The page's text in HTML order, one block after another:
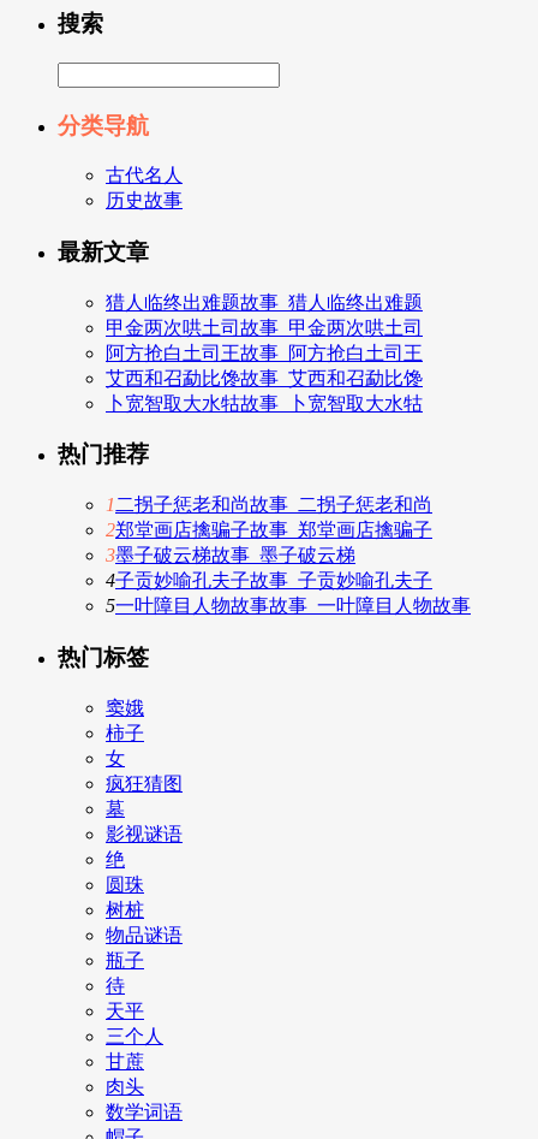
搜索
分类导航
古代名人
历史故事
最新文章
猎人临终出难题故事_猎人临终出难题
甲金两次哄土司故事_甲金两次哄土司
阿方抢白土司王故事_阿方抢白土司王
艾西和召勐比馋故事_艾西和召勐比馋
卜宽智取大水牯故事_卜宽智取大水牯
热门推荐
1 二拐子惩老和尚故事_二拐子惩老和尚
2郑堂画店擒骗子故事_郑堂画店擒骗子
3墨子破云梯故事_墨子破云梯
4子贡妙喻孔夫子故事_子贡妙喻孔夫子
5一叶障目人物故事故事_一叶障目人物故事
热门标签
窦娥
柿子
女
疯狂猜图
墓
影视谜语
绝
圆珠
树桩
物品谜语
瓶子
待
天平
三个人
甘蔗
肉头
数学词语